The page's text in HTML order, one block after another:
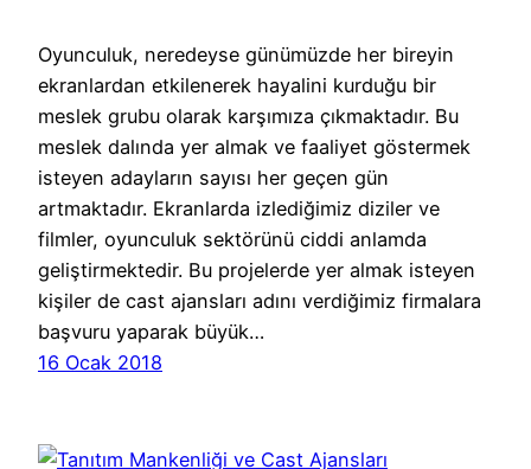
Oyunculuk, neredeyse günümüzde her bireyin
ekranlardan etkilenerek hayalini kurduğu bir
meslek grubu olarak karşımıza çıkmaktadır. Bu
meslek dalında yer almak ve faaliyet göstermek
isteyen adayların sayısı her geçen gün
artmaktadır. Ekranlarda izlediğimiz diziler ve
filmler, oyunculuk sektörünü ciddi anlamda
geliştirmektedir. Bu projelerde yer almak isteyen
kişiler de cast ajansları adını verdiğimiz firmalara
başvuru yaparak büyük…
16 Ocak 2018